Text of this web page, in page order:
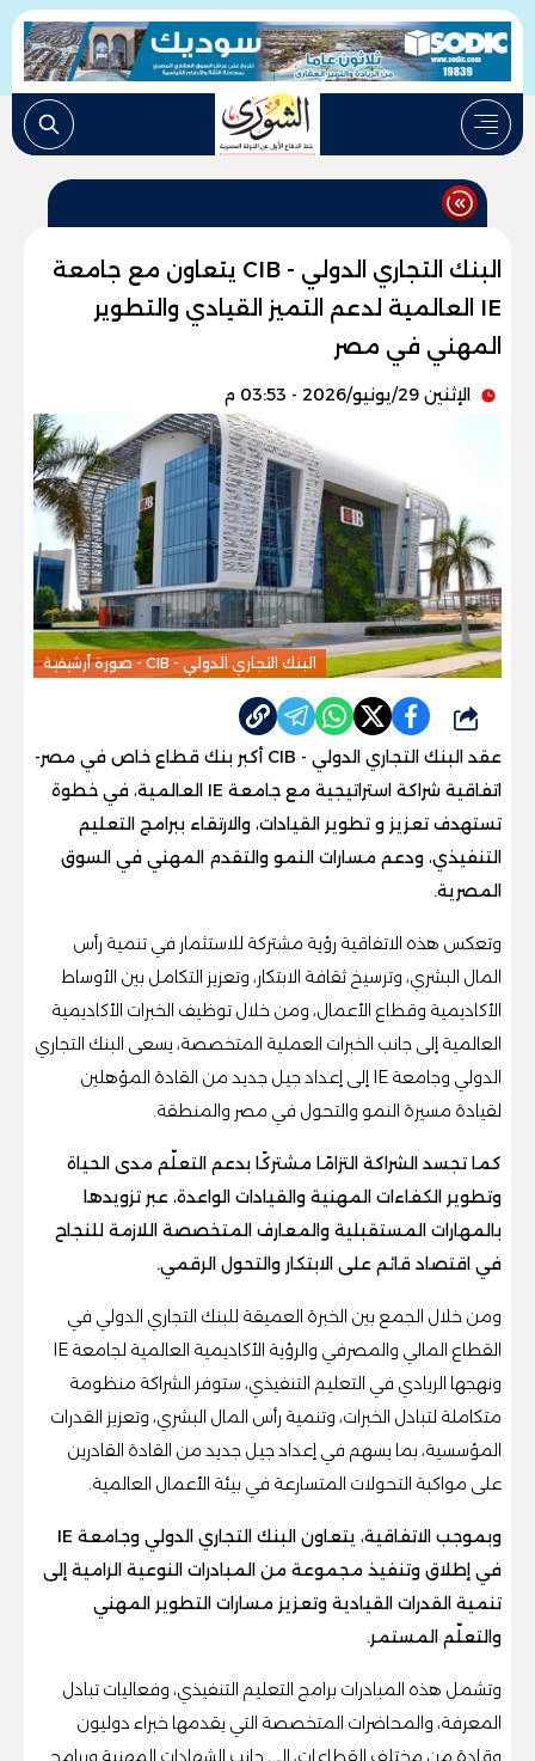
البنك التجاري الدولي - CIB يتعاون مع جامعة
IE العالمية لدعم التميز القيادي والتطوير
المهني في مصر
الإثنين 29/يونيو/2026 - 03:53 م
البنك التجاري الدولي - CIB - صورة أرشيفية
شارك
عقد البنك التجاري الدولي - CIB أكبر بنك قطاع خاص في مصر-
اتفاقية شراكة استراتيجية مع جامعة IE العالمية، في خطوة
تستهدف تعزيز و تطوير القيادات، والارتقاء ببرامج التعليم
التنفيذي، ودعم مسارات النمو والتقدم المهني في السوق
المصرية.
وتعكس هذه الاتفاقية رؤية مشتركة للاستثمار في تنمية رأس
المال البشري، وترسيخ ثقافة الابتكار، وتعزيز التكامل بين الأوساط
الأكاديمية وقطاع الأعمال، ومن خلال توظيف الخبرات الأكاديمية
العالمية إلى جانب الخبرات العملية المتخصصة، يسعى البنك التجاري
الدولي وجامعة IE إلى إعداد جيل جديد من القادة المؤهلين
لقيادة مسيرة النمو والتحول في مصر والمنطقة.
كما تجسد الشراكة التزامًا مشتركًا بدعم التعلّم مدى الحياة
وتطوير الكفاءات المهنية والقيادات الواعدة، عبر تزويدها
بالمهارات المستقبلية والمعارف المتخصصة اللازمة للنجاح
في اقتصاد قائم على الابتكار والتحول الرقمي.
ومن خلال الجمع بين الخبرة العميقة للبنك التجاري الدولي في
القطاع المالي والمصرفي والرؤية الأكاديمية العالمية لجامعة IE
ونهجها الريادي في التعليم التنفيذي، ستوفر الشراكة منظومة
متكاملة لتبادل الخبرات، وتنمية رأس المال البشري، وتعزيز القدرات
المؤسسية، بما يسهم في إعداد جيل جديد من القادة القادرين
على مواكبة التحولات المتسارعة في بيئة الأعمال العالمية.
وبموجب الاتفاقية، يتعاون البنك التجاري الدولي وجامعة IE
في إطلاق وتنفيذ مجموعة من المبادرات النوعية الرامية إلى
تنمية القدرات القيادية وتعزيز مسارات التطوير المهني
والتعلّم المستمر.
وتشمل هذه المبادرات برامج التعليم التنفيذي، وفعاليات تبادل
المعرفة، والمحاضرات المتخصصة التي يقدمها خبراء دوليون
وقادة من مختلف القطاعات، إلى جانب الشهادات المهنية وبرامج